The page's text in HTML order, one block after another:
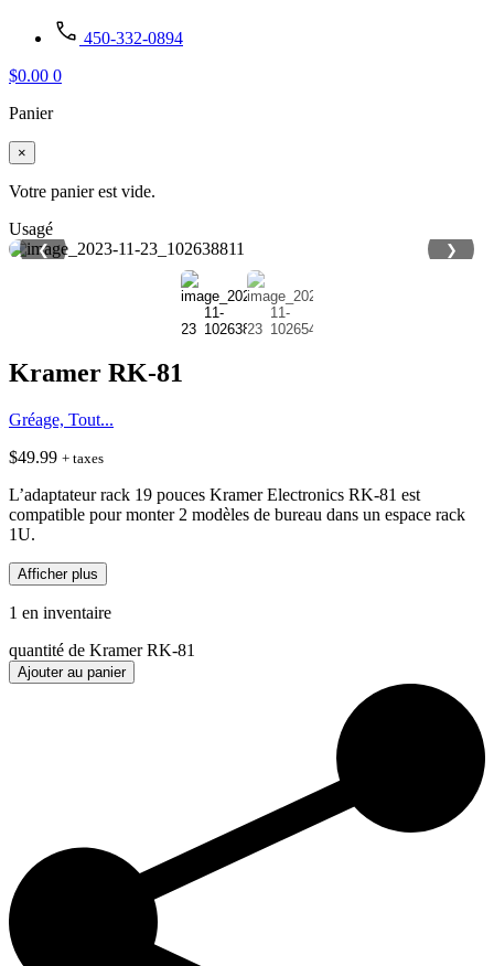
450-332-0894
$0.00 0
Panier
×
Votre panier est vide.
Usagé
❮ ❯
Kramer RK-81
Gréage, Tout...
$49.99 + taxes
L’adaptateur rack 19 pouces Kramer Electronics RK-81 est
compatible pour monter 2 modèles de bureau dans un espace rack
1U.
Afficher plus
1 en inventaire
quantité de Kramer RK-81
Ajouter au panier